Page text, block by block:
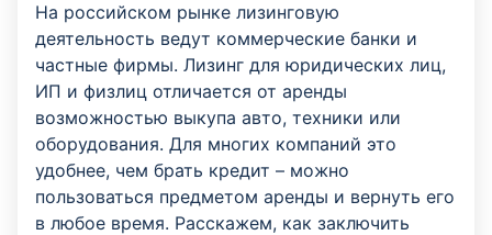
На российском рынке лизинговую
деятельность ведут коммерческие банки и
частные фирмы. Лизинг для юридических лиц,
ИП и физлиц отличается от аренды
возможностью выкупа авто, техники или
оборудования. Для многих компаний это
удобнее, чем брать кредит – можно
пользоваться предметом аренды и вернуть его
в любое время. Расскажем, как заключить